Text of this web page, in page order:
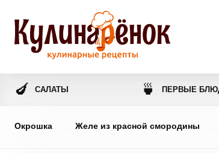
🍆 САЛАТЫ 🍵 ПЕРВЫЕ
Окрошка Желе из красной смородины